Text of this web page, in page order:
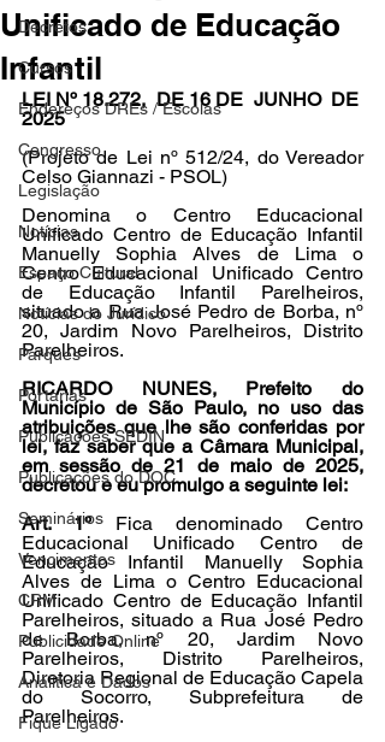
Decretos
Cursos
Endereços DREs / Escolas
Congresso
Legislação
Notícias
Espaço Cultural
Notícias do Jurídico
Parques
Portarias
Publicações SEDIN
Publicações do DOC
Seminários
Vencimentos
CRM
Publicidade Online
Analítica e Dados
Fique Ligado
Unificado de Educação
Infantil
LEI Nº 18.272,  DE 16 DE  JUNHO  DE
2025
(Projeto de Lei nº 512/24, do Vereador
Celso Giannazi - PSOL)
Denomina o Centro Educacional
Unificado Centro de Educação Infantil
Manuelly Sophia Alves de Lima o
Centro Educacional Unificado Centro
de Educação Infantil Parelheiros,
situado a Rua José Pedro de Borba, nº
20, Jardim Novo Parelheiros, Distrito
Parelheiros.
RICARDO NUNES, Prefeito do
Município de São Paulo, no uso das
atribuições que lhe são conferidas por
lei, faz saber que a Câmara Municipal,
em sessão de 21 de maio de 2025,
decretou e eu promulgo a seguinte lei:
Art. 1º Fica denominado Centro
Educacional Unificado Centro de
Educação Infantil Manuelly Sophia
Alves de Lima o Centro Educacional
Unificado Centro de Educação Infantil
Parelheiros, situado a Rua José Pedro
de Borba, nº 20, Jardim Novo
Parelheiros, Distrito Parelheiros,
Diretoria Regional de Educação Capela
do Socorro, Subprefeitura de
Parelheiros.